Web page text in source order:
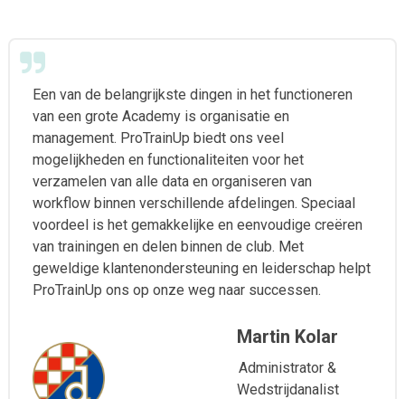
Een van de belangrijkste dingen in het functioneren
van een grote Academy is organisatie en
management. ProTrainUp biedt ons veel
mogelijkheden en functionaliteiten voor het
verzamelen van alle data en organiseren van
workflow binnen verschillende afdelingen. Speciaal
voordeel is het gemakkelijke en eenvoudige creëren
van trainingen en delen binnen de club. Met
geweldige klantenondersteuning en leiderschap helpt
ProTrainUp ons op onze weg naar successen.
Martin Kolar
Administrator &
Wedstrijdanalist